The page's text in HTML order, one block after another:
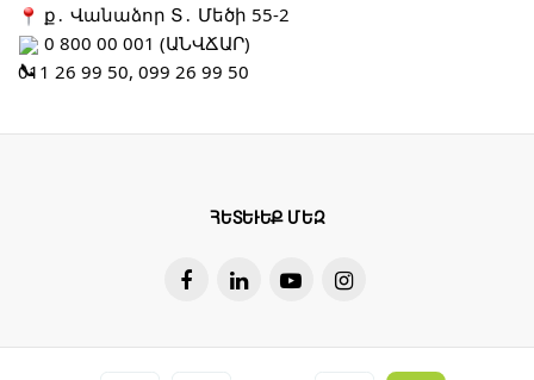
ք․ Վանաձոր Տ․ Մեծի 55-2
0 800 00 001 (ԱՆՎՃԱՐ)
011 26 99 50, 099 26 99 50
ՀԵՏԵՒԵՔ ՄԵԶ